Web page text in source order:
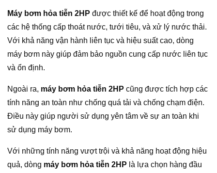
Máy bơm hỏa tiễn 2HP được thiết kế để hoạt động trong
các hệ thống cấp thoát nước, tưới tiêu, và xử lý nước thải.
Với khả năng vận hành liên tục và hiệu suất cao, dòng
máy bơm này giúp đảm bảo nguồn cung cấp nước liên tục
và ổn định.
Ngoài ra, máy bơm hỏa tiễn 2HP cũng được tích hợp các
tính năng an toàn như chống quá tải và chống chạm điện.
Điều này giúp người sử dụng yên tâm về sự an toàn khi
sử dụng máy bơm.
Với những tính năng vượt trội và khả năng hoạt động hiệu
quả, dòng máy bơm hỏa tiễn 2HP là lựa chọn hàng đầu